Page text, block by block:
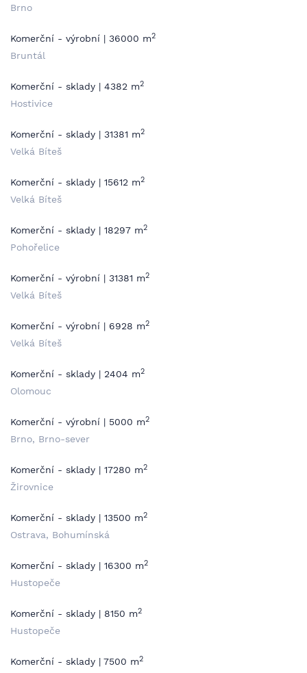
Brno
Komerční - výrobní | 36000 m2
Bruntál
Komerční - sklady | 4382 m2
Hostivice
Komerční - sklady | 31381 m2
Velká Bíteš
Komerční - sklady | 15612 m2
Velká Bíteš
Komerční - sklady | 18297 m2
Pohořelice
Komerční - výrobní | 31381 m2
Velká Bíteš
Komerční - výrobní | 6928 m2
Velká Bíteš
Komerční - sklady | 2404 m2
Olomouc
Komerční - výrobní | 5000 m2
Brno, Brno-sever
Komerční - sklady | 17280 m2
Žirovnice
Komerční - sklady | 13500 m2
Ostrava, Bohumínská
Komerční - sklady | 16300 m2
Hustopeče
Komerční - sklady | 8150 m2
Hustopeče
Komerční - sklady | 7500 m2